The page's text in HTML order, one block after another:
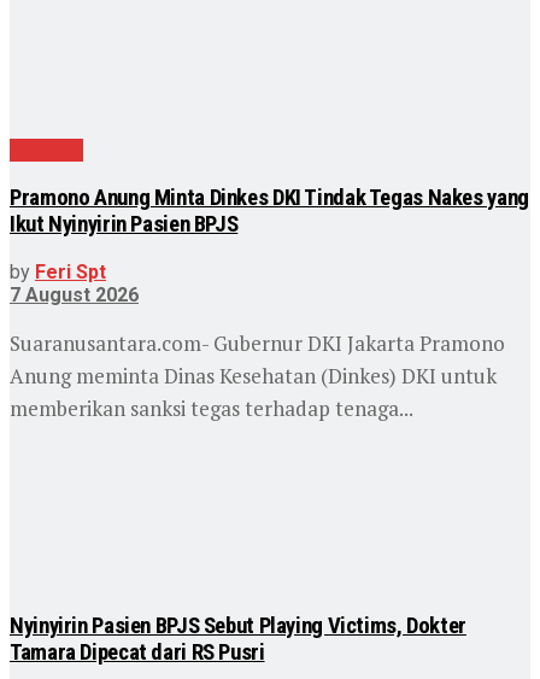
Pramono Anung Minta Dinkes DKI Tindak Tegas Nakes yang
Ikut Nyinyirin Pasien BPJS
by Feri Spt
7 August 2026
Suaranusantara.com- Gubernur DKI Jakarta Pramono
Anung meminta Dinas Kesehatan (Dinkes) DKI untuk
memberikan sanksi tegas terhadap tenaga...
Nyinyirin Pasien BPJS Sebut Playing Victims, Dokter
Tamara Dipecat dari RS Pusri